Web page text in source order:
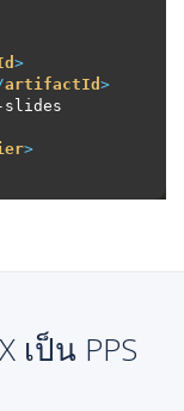
>
artifactId >
slides
>
เป็น PPS